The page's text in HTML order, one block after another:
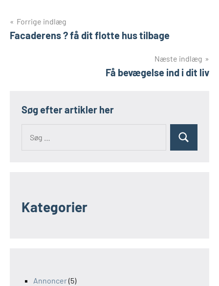
Indlægsnavigation
Forrige indlæg
Facaderens ? få dit flotte hus tilbage
Næste indlæg
Få bevægelse ind i dit liv
Søg efter artikler her
Kategorier
Annoncer(5)